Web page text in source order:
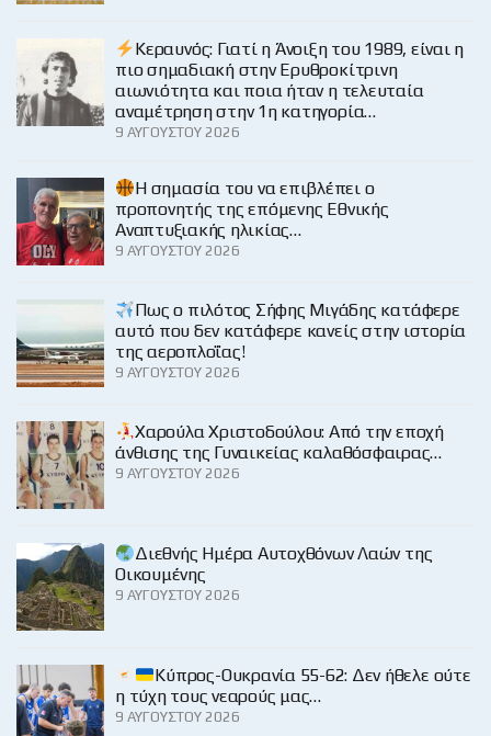
Κεραυνός: Γιατί η Άνοιξη του 1989, είναι η
πιο σημαδιακή στην Ερυθροκίτρινη
αιωνιότητα και ποια ήταν η τελευταία
αναμέτρηση στην 1η κατηγορία…
9 ΑΥΓΟΎΣΤΟΥ 2026
H σημασία του να επιβλέπει ο
προπονητής της επόμενης Εθνικής
Αναπτυξιακής ηλικίας…
9 ΑΥΓΟΎΣΤΟΥ 2026
Πως ο πιλότος Σήφης Μιγάδης κατάφερε
αυτό που δεν κατάφερε κανείς στην ιστορία
της αεροπλοΐας!
9 ΑΥΓΟΎΣΤΟΥ 2026
Χαρούλα Χριστοδούλου: Από την εποχή
άνθισης της Γυναικείας καλαθόσφαιρας…
9 ΑΥΓΟΎΣΤΟΥ 2026
Διεθνής Ημέρα Αυτοχθόνων Λαών της
Οικουμένης
9 ΑΥΓΟΎΣΤΟΥ 2026
Κύπρος-Ουκρανία 55-62: Δεν ήθελε ούτε
η τύχη τους νεαρούς μας…
9 ΑΥΓΟΎΣΤΟΥ 2026